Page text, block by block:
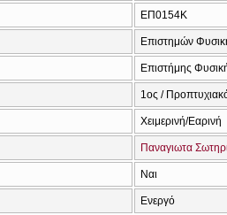
ΕΠ0154Κ
Επιστημών
Επιστήμης
1ος /
Χειμερινή/Εαρινή
Παναγιωτα
Ναι
Ενεργό